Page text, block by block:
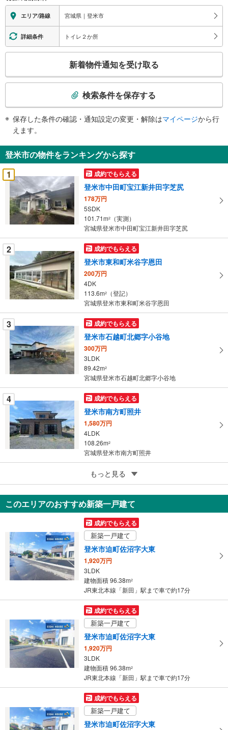
エリア/路線 宮城県｜登米市
詳細条件 トイレ２か所
検
知
を
受
け
る
・
条
件
を
マ
イ
ペ
ー
に
保
存
す
る
新着物件通知を受け取る
検索条件を保存する
保存した条件の確認・通知設定の変更・解除はマイページから行
えます。
登米市の物件をランキングから探す
1
成約でもらえる
登米市中田町宝江新井田字芝尻
178万円
5SDK
101.71m2
（実測）
宮城県登米市中田町宝江新井田字芝尻
2 成約でもらえる
登米市東和町米谷字恩田
200万円
4DK
113.6m2
（登記）
宮城県登米市東和町米谷字恩田
3 成約でもらえる
登米市石越町北郷字小谷地
300万円
3LDK
89.42m2
宮城県登米市石越町北郷字小谷地
4 成約でもらえる
登米市南方町照井
1,580万円
4LDK
108.26m2
宮城県登米市南方町照井
成約でもらえる
登米市迫町佐沼字西舘下
999万円
4LDK
96.06m2（登記）
宮城県登米市迫町佐沼字西舘下
もっと見る
このエリアのおすすめ新築一戸建て
成約でもらえる
新築一戸建て
登米市迫町佐沼字大東
1,920万円
3LDK
建物面積 96.38m2
JR東北本線「新田」駅まで車で約17分
成約でもらえる
新築一戸建て
登米市迫町佐沼字大東
1,920万円
3LDK
建物面積 96.38m2
JR東北本線「新田」駅まで車で約17分
成約でもらえる
新築一戸建て
登米市迫町佐沼字大東